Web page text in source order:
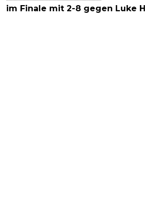
im Finale mit 2-8 gegen Luke